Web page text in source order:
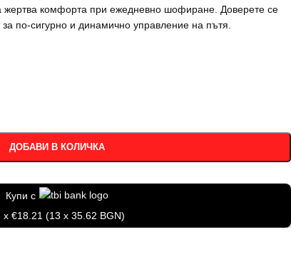
жертва комфорта при ежедневно шофиране. Доверете се
по-сигурно и динамично управление на пътя.
ДОБАВИ В КОЛИЧКА
Купи с
x €18.21 (13 x 35.62 BGN)